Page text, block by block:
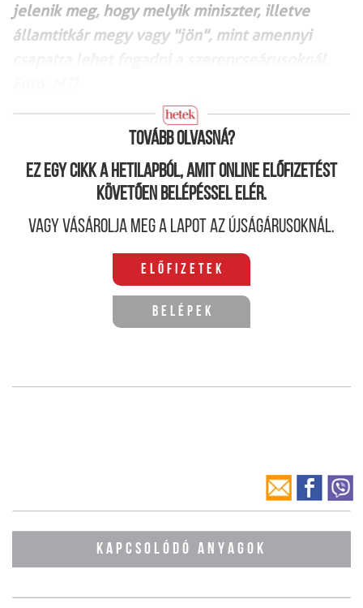
jelenik meg, hogy melyik miniszter, illetve
államtitkár megy vagy "jön", mint amennyi
Tovább olvasná?
Ez egy cikk a hetilapból, amit online előfizetést
követően belépéssel elér.
Vagy vásárolja meg a lapot az újságárusoknál.
Előfizetek
Belépek
KAPCSOLÓDÓ ANYAGOK